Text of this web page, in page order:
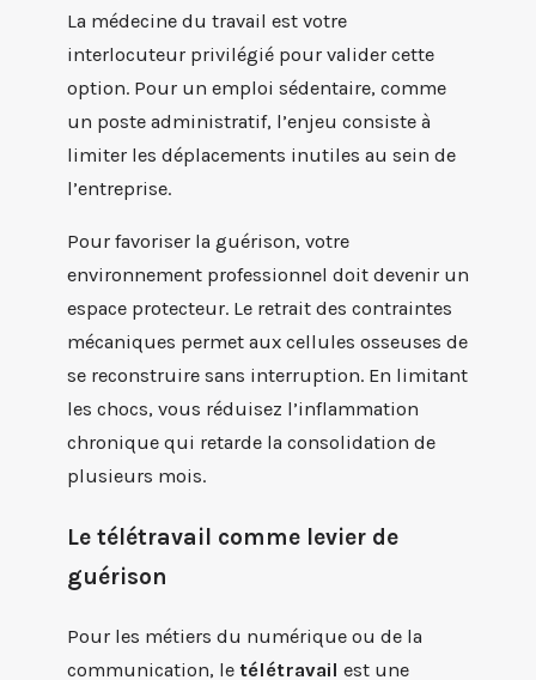
La médecine du travail est votre
interlocuteur privilégié pour valider cette
option. Pour un emploi sédentaire, comme
un poste administratif, l’enjeu consiste à
limiter les déplacements inutiles au sein de
l’entreprise.
Pour favoriser la guérison, votre
environnement professionnel doit devenir un
espace protecteur. Le retrait des contraintes
mécaniques permet aux cellules osseuses de
se reconstruire sans interruption. En limitant
les chocs, vous réduisez l’inflammation
chronique qui retarde la consolidation de
plusieurs mois.
Le télétravail comme levier de
guérison
Pour les métiers du numérique ou de la
communication, le télétravail est une